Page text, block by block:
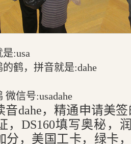
:usa
鹤，拼音就是:dahe
信号:usadahe
音dahe，精通申请美
，DS160填写奥秘，
分，美国工卡，绿卡